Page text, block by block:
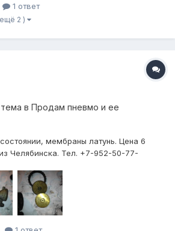
1 ответ
2 )
в Продам пневмо и ее
мембраны латунь. Цена 6
Челябинска. Тел. +7-952-50-77-